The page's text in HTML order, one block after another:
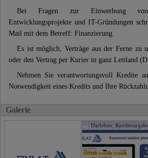
Bei Fragen zur Einwerbung
Entwicklungsprojekte und IT-Gründungen
Mail mit dem Betreff: Finanzierung.
Es ist möglich, Verträge aus der Ferne zu
oder den Vertrag per Kurier in ganz Lettland
Nehmen Sie verantwortungsvoll Kredite
Notwendigkeit eines Kredits und Ihre
Galerie
Darlehen,